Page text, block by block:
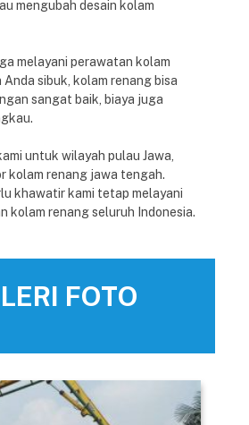
mengubah desain kolam
melayani perawatan kolam
sibuk, kolam renang bisa
sangat baik, biaya juga
untuk wilayah pulau Jawa,
kolam renang jawa tengah.
khawatir kami tetap melayani
kolam renang seluruh Indonesia.
FOTO